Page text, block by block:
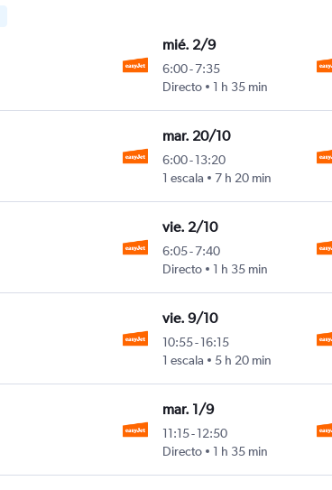
mié. 2/9
6:00-7:35
Directo
1 h 35 min
mar. 20/10
6:00-13:20
1 escala
7 h 20 min
vie. 2/10
6:05-7:40
Directo
1 h 35 min
vie. 9/10
10:55-16:15
1 escala
5 h 20 min
mar. 1/9
11:15-12:50
Directo
1 h 35 min